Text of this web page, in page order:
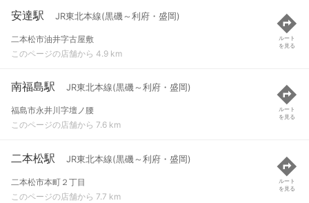
安達駅 JR東北本線(黒磯～利府・盛岡)
二本松市油井字古屋敷
このページの店舗から 4.9 km
ルート
を見る
南福島駅 JR東北本線(黒磯～利府・盛岡)
福島市永井川字壇ノ腰
このページの店舗から 7.6 km
ルート
を見る
二本松駅 JR東北本線(黒磯～利府・盛岡)
二本松市本町２丁目
このページの店舗から 7.7 km
ルート
を見る